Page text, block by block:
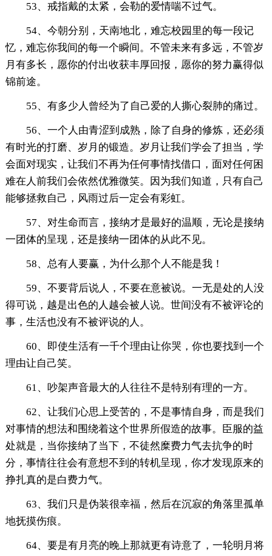
53、戒指戴的太紧，会勒的爱情喘不过气。
54、今朝分别，天南地北，难忘校园里的每一段记
忆，难忘你我间的每一个瞬间。不管未来有多远，不管岁
月有多长，愿你的付出收获丰厚回报，愿你的努力赢得似
锦前途。
55、有多少人曾经为了自己爱的人撕心裂肺的痛过。
56、一个人由青涩到成熟，除了自身的修炼，还必须
有时光的打磨、岁月的锻造。岁月让我们学会了担当，学
会面对现实，让我们不再为任何事情找借口，面对任何困
难在人前我们会依然优雅微笑。因为我们知道，只有自己
能够拯救自己，风雨过后一定会有彩虹。
57、对生命而言，接纳才是最好的温顺，无论是接纳
一团体的呈现，还是接纳一团体的从此不见。
58、总有人要赢，为什么那个人不能是我！
59、不要背后说人，不要在意被说。一无是处的人没
得可说，越是出色的人越会被人说。世间没有不被评论的
事，生活也没有不被评说的人。
60、即使生活有一千个理由让你哭，你也要找到一个
理由让自己笑。
61、吵架声音最大的人往往不是特别有理的一方。
62、让我们心思上受苦的，不是事情自身，而是我们
对事情的想法和围绕着这个世界所假造的故事。臣服的益
处就是，当你接纳了当下，不徒然糜费力气去抗争的时
分，事情往往会有意想不到的转机呈现，你才发现原来的
挣扎真的是白费力气。
63、我们只是伪装很幸福，然后在沉寂的角落里孤单
地抚摸伤痕。
64、要是有月亮的晚上那就更有诗意了，一轮明月将